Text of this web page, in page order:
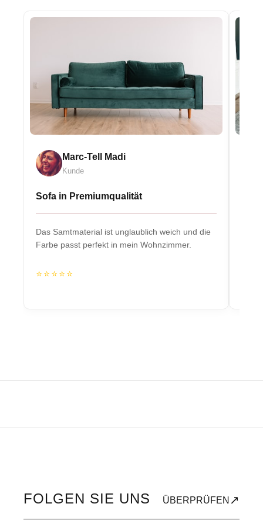
Marc-Tell Madi
Kunde
Sofa in Premiumqualität
Das Samtmaterial ist unglaublich weich und die
Farbe passt perfekt in mein Wohnzimmer.
⭐⭐⭐⭐⭐
FOLGEN SIE UNS ÜBERPRÜFEN ↗